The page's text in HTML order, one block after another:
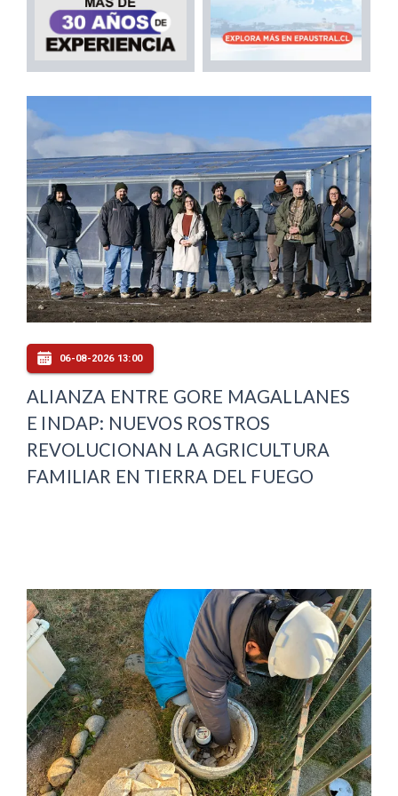
06-08-2026 13:00
ALIANZA ENTRE GORE MAGALLANES
E INDAP: NUEVOS ROSTROS
REVOLUCIONAN LA AGRICULTURA
FAMILIAR EN TIERRA DEL FUEGO